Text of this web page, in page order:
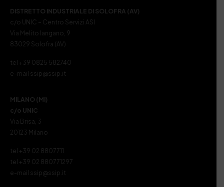
DISTRETTO INDUSTRIALE DI SOLOFRA (AV)
c/o UNIC – Centro Servizi ASI
Via Melito Iangano, 9
83029 Solofra (AV)
tel +39 0825 582740
e-mail ssip@ssip.it
MILANO (MI)
c/o UNIC
Via Brisa, 3
20123 Milano
tel +39 02 8807711
tel +39 02 880771297
e-mail ssip@ssip.it